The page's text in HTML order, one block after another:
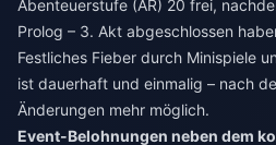
Abenteuerstufe (AR) 20 frei,
Prolog – 3. Akt abgeschlossen
Festliches Fieber durch Minispiele
ist dauerhaft und einmalig – nach
Änderungen mehr möglich.
Event-Belohnungen neben dem